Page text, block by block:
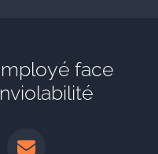
face